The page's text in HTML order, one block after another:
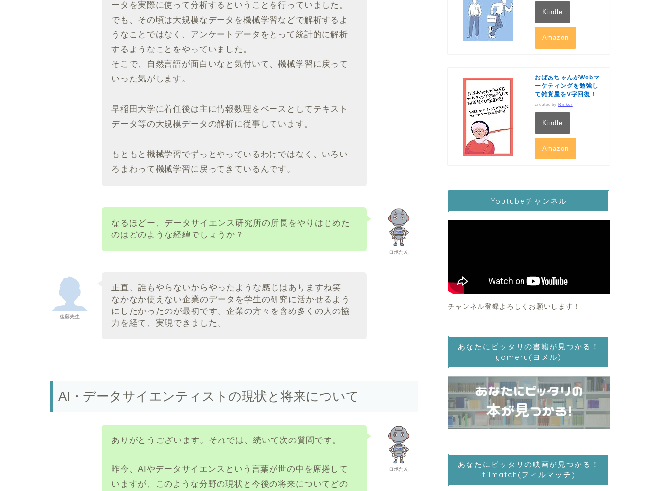
ータを実際に使って分析するということを行っていました。
でも、その頃は大規模なデータを機械学習などで解析するよ
うなことではなく、アンケートデータをとって統計的に解析
するようなことをやっていました。
そこで、自然言語が面白いなと気付いて、機械学習に戻って
いった気がします。
早稲田大学に着任後は主に情報数理をベースとしてテキスト
データ等の大規模データの解析に従事しています。
もともと機械学習でずっとやっているわけではなく、いろい
ろまわって機械学習に戻ってきているんです。
ロボたん
なるほどー、データサイエンス研究所の所長をやりはじめた
のはどのような経緯でしょうか？
後藤先生
正直、誰もやらないからやったような感じはありますね笑
なかなか使えない企業のデータを学生の研究に活かせるよう
にしたかったのが最初です。企業の方々を含め多くの人の協
力を経て、実現できました。
AI・データサイエンティストの現状と将来について
ロボたん
ありがとうございます。それでは、続いて次の質問です。
昨今、AIやデータサイエンスという言葉が世の中を席捲して
いますが、このような分野の現状と今後の将来についてどの
Kindle
Amazon
おばあちゃんがWebマ
ーケティングを勉強し
て雑貨屋をV字回復！
created by Rinker
Kindle
Amazon
Youtubeチャンネル
チャンネル登録よろしくお願いします！
あなたにピッタリの書籍が見つかる！
yomeru(ヨメル)
あなたにピッタリの映画が見つかる！
filmatch(フィルマッチ)